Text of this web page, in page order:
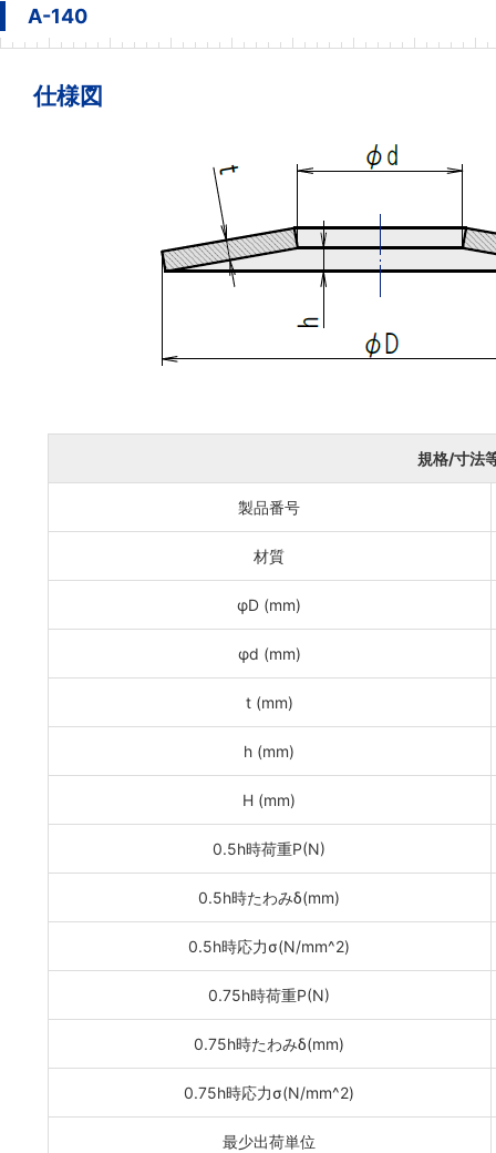
A-140
仕様図
規格/寸法
製品番号
材質
φD (mm)
φd (mm)
t (mm)
h (mm)
H (mm)
0.5h時荷重P(N)
0.5h時たわみδ(mm)
0.5h時応力σ(N/mm^2)
0.75h時荷重P(N)
0.75h時たわみδ(mm)
0.75h時応力σ(N/mm^2)
最少出荷単位